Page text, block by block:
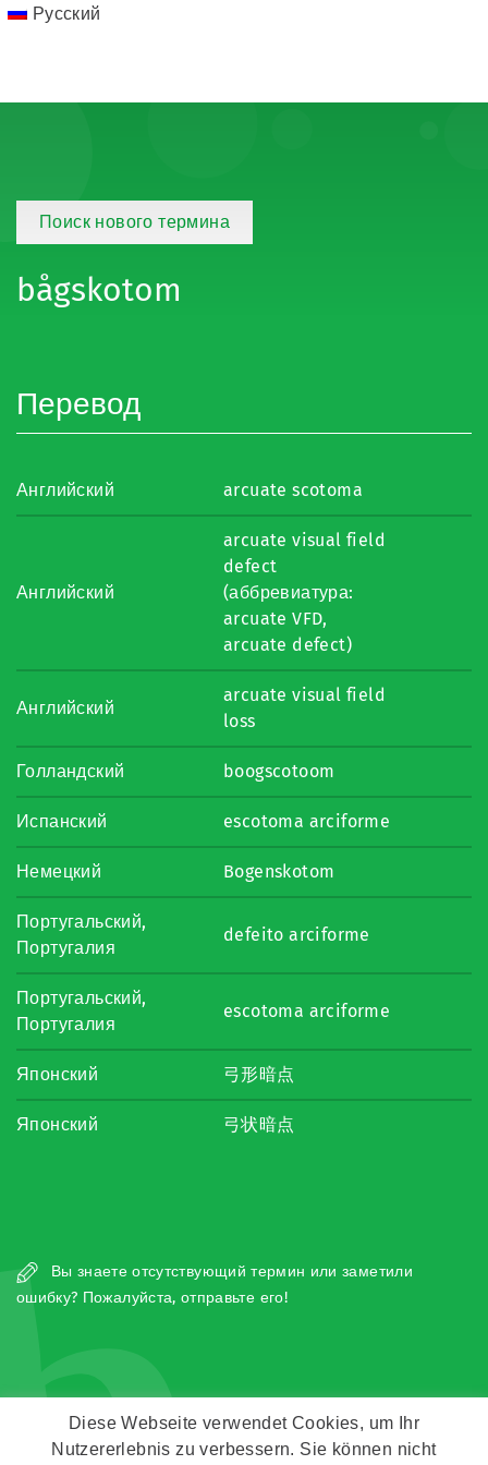
Русский
Поиск нового термина
bågskotom
Перевод
Английский arcuate scotoma
Английский
arcuate visual field
defect
(аббревиатура:
arcuate VFD,
arcuate defect)
Английский
arcuate visual field
loss
Голландский boogscotoom
Испанский escotoma arciforme
Немецкий Bogenskotom
Португальский,
Португалия
defeito arciforme
Португальский,
Португалия
escotoma arciforme
Японский 弓形暗点
Японский 弓状暗点
Вы знаете отсутствующий термин или заметили
ошибку? Пожалуйста, отправьте его!
Diese Webseite verwendet Cookies, um Ihr
Nutzererlebnis zu verbessern. Sie können nicht